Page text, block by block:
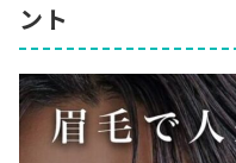
ント